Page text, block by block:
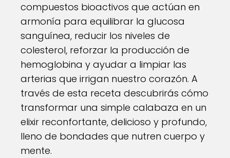
compuestos bioactivos que actúan en
armonía para equilibrar la glucosa
sanguínea, reducir los niveles de
colesterol, reforzar la producción de
hemoglobina y ayudar a limpiar las
arterias que irrigan nuestro corazón. A
través de esta receta descubrirás cómo
transformar una simple calabaza en un
elixir reconfortante, delicioso y profundo,
lleno de bondades que nutren cuerpo y
mente.